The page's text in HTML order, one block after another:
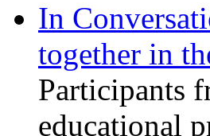
In
together in
Participants
educational